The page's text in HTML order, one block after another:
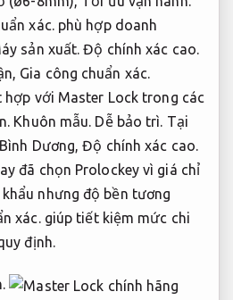
xác.phù hợp doanh
sản xuất. Độ chính xác cao.
Gia công chuẩn xác.
với Master Lock trong các
Khuôn mẫu. Dễ bảo trì. Tại
Dương,Độ chính xác cao.
đã chọn Prolockey vì giá chỉ
nhưng độ bền tương
xác.giúp tiết kiệm mức chi
định.